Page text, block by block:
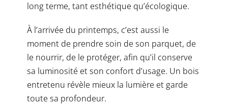
long terme, tant esthétique qu’écologique.
À l’arrivée du printemps, c’est aussi le
moment de prendre soin de son parquet, de
le nourrir, de le protéger, afin qu’il conserve
sa luminosité et son confort d’usage. Un bois
entretenu révèle mieux la lumière et garde
toute sa profondeur.